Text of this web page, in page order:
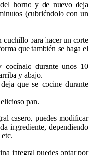
horno y de nuevo deja
(cubriéndolo con un
cuchillo para hacer un corte
que también se haga el
durante unos 10
y abajo.
que se cocine durante
pan.
casero, puedes modificar
ingrediente, dependiendo
integral puedes optar por